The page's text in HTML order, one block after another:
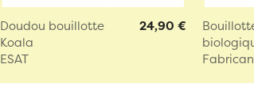
Doudou bouillotte
Koala
ESAT
24,90 €